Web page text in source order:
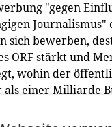
"gegen
Journalismus"
sich bewerben,
ORF stärkt und
wohin der
einer Milliarde
Bewerbungsfeld
fest. Dann